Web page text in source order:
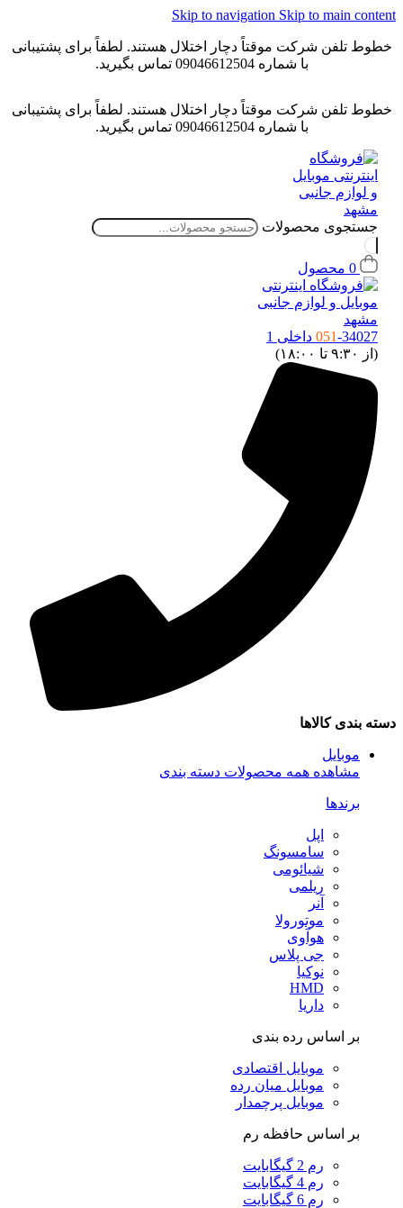
Skip to navigationSkip to main
خطوط تلفن شرکت موقتاً دچار اختلال هستند. لطفاً برای پشتیبانی
با شماره 09046612504 تماس بگیرید.
خطوط تلفن شرکت موقتاً دچار اختلال هستند. لطفاً برای پشتیبانی
با شماره 09046612504 تماس بگیرید.
جستجوی محصولات
0 محصول
051-34027 داخلی 1
(از ۹:۳۰ تا ۱۸:۰۰)
بندی کالاها
موبایل
مشاهده همه محصولات دسته بندی
برندها
اپل
سامسونگ
شیائومی
ریلمی
آنر
موتورولا
هوآوی
جی پلاس
نوکیا
HMD
داریا
بر اساس رده بندی
موبایل اقتصادی
موبایل میان رده
موبایل پرچمدار
بر اساس حافظه رم
رم 2 گیگابایت
رم 4 گیگابایت
رم 6 گیگابایت